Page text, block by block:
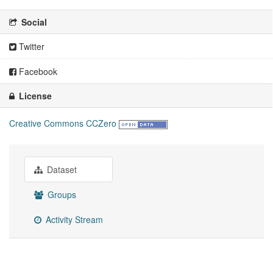
Social
Twitter
Facebook
License
Creative Commons CCZero
Dataset
Groups
Activity Stream